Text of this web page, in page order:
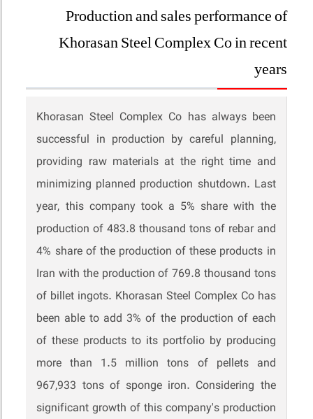
Production and sales performance of
Khorasan Steel Complex Co in recent
years
Khorasan Steel Complex Co has always been
successful in production by careful planning,
providing raw materials at the right time and
minimizing planned production shutdown. Last
year, this company took a 5% share with the
production of 483.8 thousand tons of rebar and
4% share of the production of these products in
Iran with the production of 769.8 thousand tons
of billet ingots. Khorasan Steel Complex Co has
been able to add 3% of the production of each
of these products to its portfolio by producing
more than 1.5 million tons of pellets and
967,933 tons of sponge iron. Considering the
significant growth of this company's production